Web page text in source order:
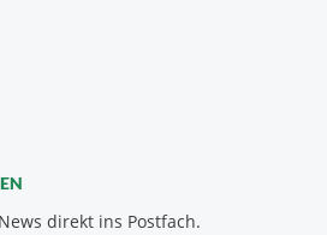
direkt ins Postfach.